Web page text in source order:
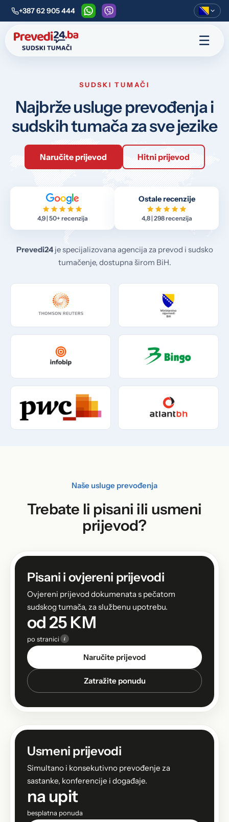
+387 62 905 444
WhatsApp
Viber
☰
SUDSKI TUMAČI
Najbrže usluge prevođenja i
sudskih tumača za sve jezike
Naručite prijevod Hitni prijevod
4,9 | 50+ recenzija
Ostale recenzije
4,8 | 298 recenzija
Prevedi24je specijalizovana agencija za prevod i sudsko
tumačenje, dostupna širom BiH.
Naše usluge prevođenja
Trebate li pisani ili usmeni
prijevod?
Pisani i ovjereni prijevodi
Ovjereni prijevod dokumenata s pečatom
sudskog tumača, za službenu upotrebu.
od 25 KM
po stranici i
Naručite prijevod
Zatražite ponudu
Usmeni prijevodi
Simultano i konsekutivno prevođenje za
sastanke, konferencije i događaje.
na upit
besplatna ponuda